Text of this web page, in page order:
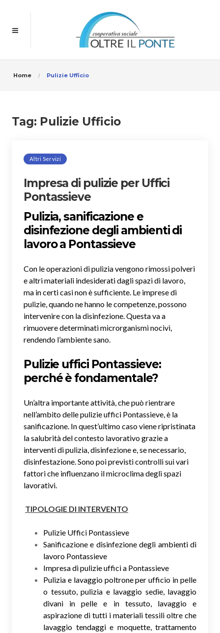
Home Pulizie Ufficio
Tag: Pulizie Ufficio
Altri Servizi
Impresa di pulizie per Uffici
Pontassieve
Pulizia, sanificazione e
disinfezione degli ambienti di
lavoro a Pontassieve
Con le operazioni di pulizia vengono rimossi polveri
e altri materiali indesiderati dagli spazi di lavoro,
ma in certi casi non è sufficiente. Le imprese di
pulizie, quando ne hanno le competenze, possono
intervenire con la disinfezione. Questa va a
rimuovere determinati microrganismi nocivi,
rendendo l’ambiente sano.
Pulizie uffici Pontassieve:
perché è fondamentale?
Un’altra importante attività, che può rientrare
nell’ambito delle pulizie uffici Pontassieve, è la
sanificazione. In quest’ultimo caso viene ripristinata
la salubrità del contesto lavorativo grazie a
interventi di pulizia, disinfezione e, se necessario,
disinfestazione. Sono poi previsti controlli sui vari
fattori che influenzano il microclima degli spazi
lavorativi.
TIPOLOGIE DI INTERVENTO
Pulizie Uffici Pontassieve
Sanificazione e disinfezione degli ambienti di
lavoro Pontassieve
Impresa di pulizie uffici a Pontassieve
Pulizia e lavaggio poltrone per ufficio in pelle
o tessuto, pulizia e lavaggio sedie, lavaggio
divani in pelle e in tessuto, lavaggio e
aspirazione di tutti i materiali tessili oltre che
lavaggio tendaggi e moquette, trattamento